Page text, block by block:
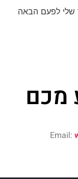
שלי לפעם הבאה
מכם​
Email: